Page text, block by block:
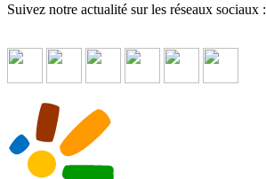
Suivez notre actualité sur les réseaux sociaux :